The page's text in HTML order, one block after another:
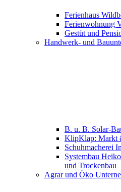
Ferienhaus
Ferienwohnung
Gestüt und
Handwerk- und
B. u. B. Solar-
KlipKlap: Markt
Schuhmacherei
Systembau
und Trockenbau
Agrar und Öko